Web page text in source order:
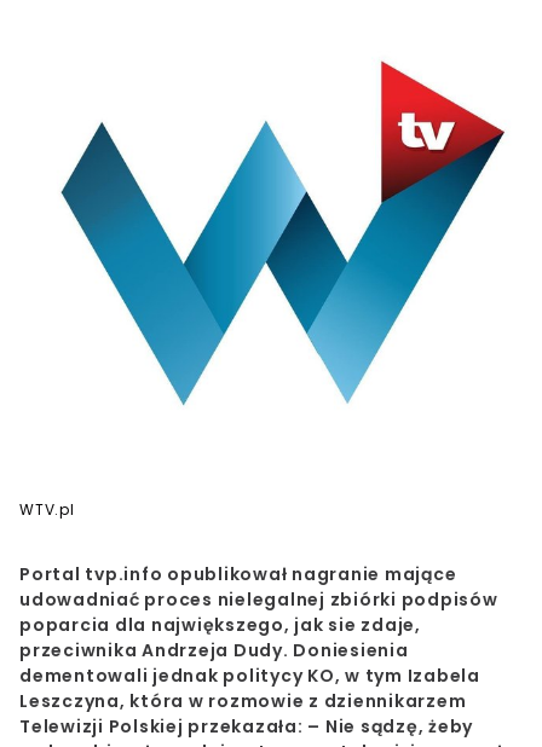
WTV.pl
Portal tvp.info opublikował nagranie mające
udowadniać proces nielegalnej zbiórki podpisów
poparcia dla największego, jak sie zdaje,
przeciwnika Andrzeja Dudy. Doniesienia
dementowali jednak politycy KO, w tym Izabela
Leszczyna, która w rozmowie z dziennikarzem
Telewizji Polskiej przekazała: – Nie sądzę, żeby